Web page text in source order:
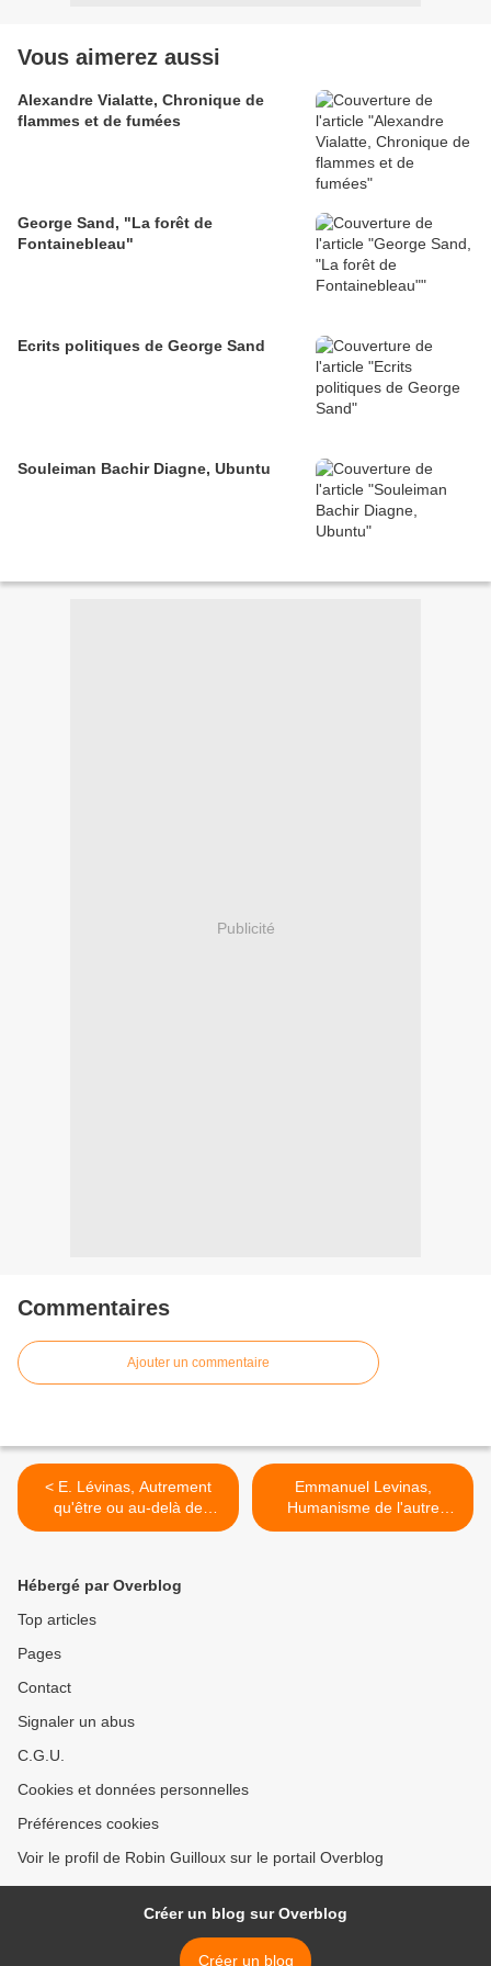
Vous aimerez aussi
Alexandre Vialatte, Chronique de
flammes et de fumées
George Sand, "La forêt de
Fontainebleau"
Ecrits politiques de George Sand
Souleiman Bachir Diagne, Ubuntu
Publicité
Commentaires
Ajouter un commentaire
< E. Lévinas, Autrement
qu'être ou au-delà de
l'essence
Emmanuel Levinas,
Humanisme de l'autre
homme >
Hébergé par Overblog
Top articles
Pages
Contact
Signaler un abus
C.G.U.
Cookies et données personnelles
Préférences cookies
Voir le profil de Robin Guilloux sur le portail Overblog
Créer un blog sur Overblog
Créer un blog